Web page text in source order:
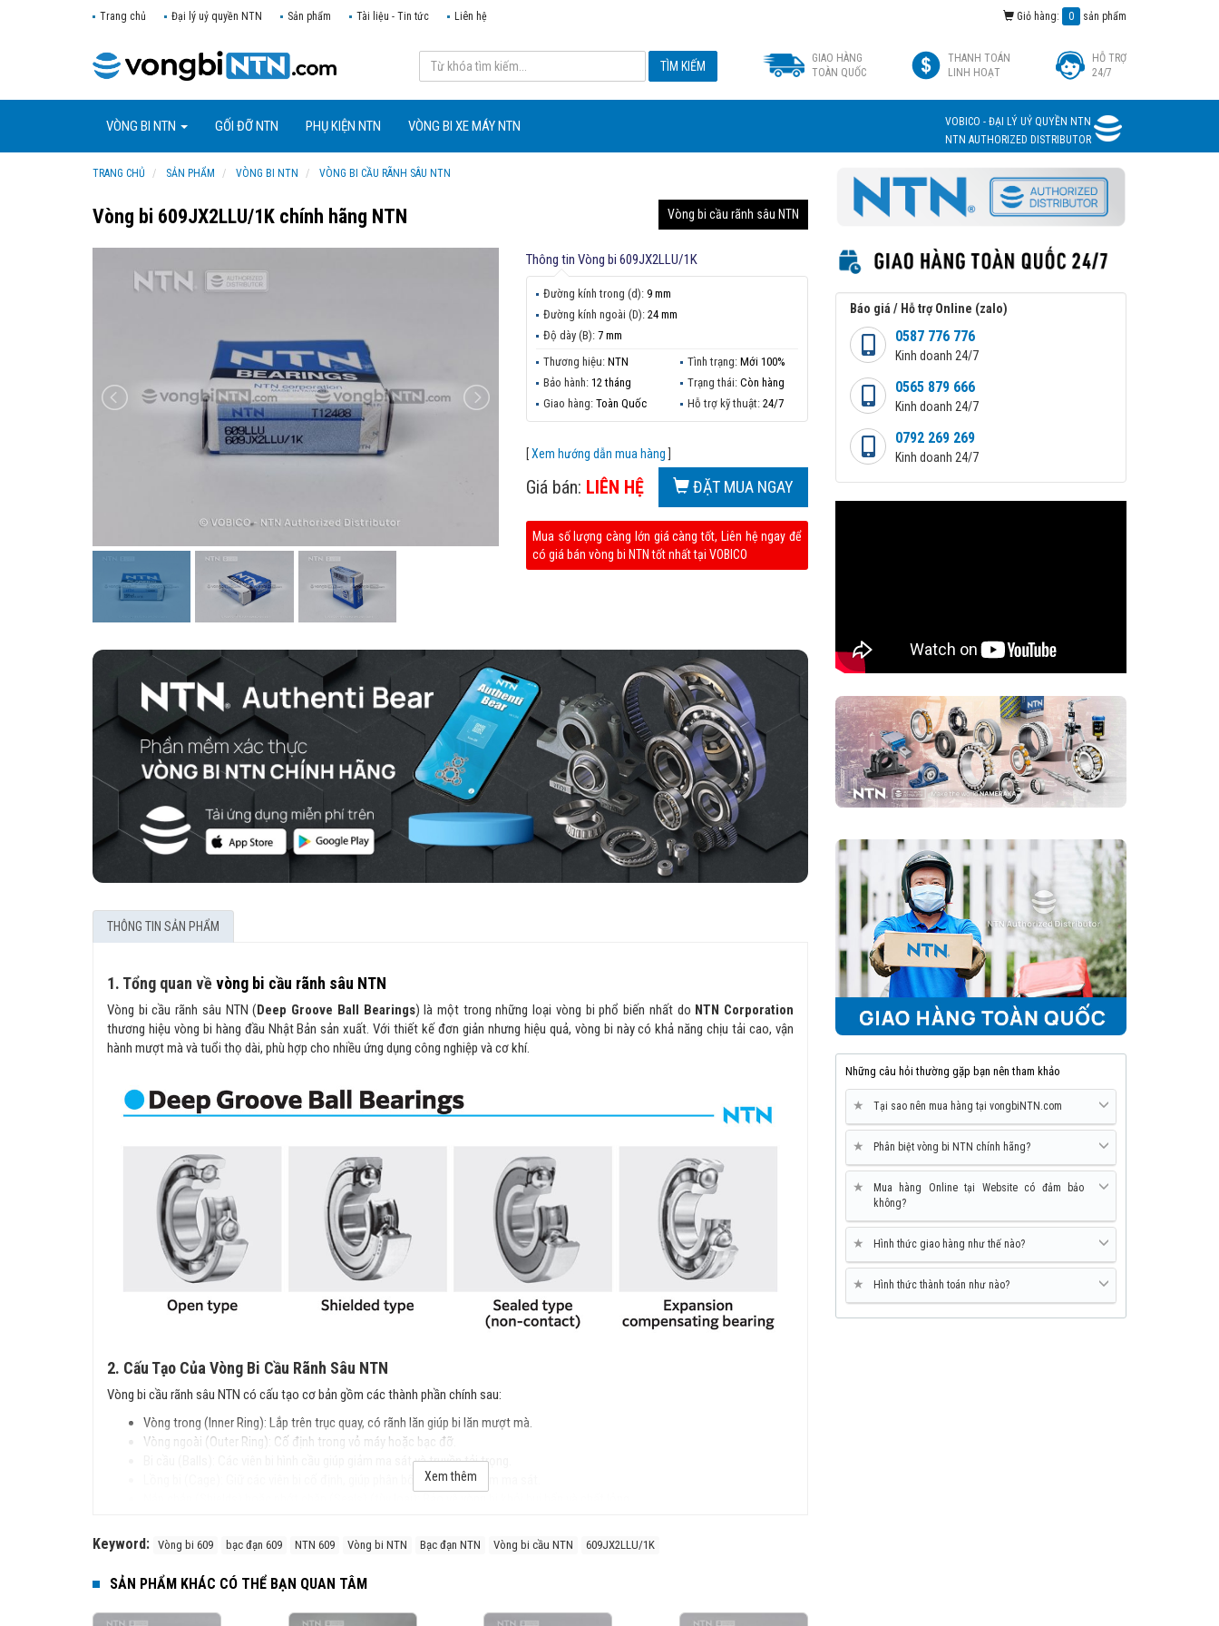
Trang chủ Đại lý uỷ quyền NTN Sản phẩm Tài liệu - Tin tức Liên hệ Giỏ hàng: 0 sản phẩm
GIAO HÀNG
TOÀN QUỐC
THANH TOÁN
LINH HOẠT
HỖ TRỢ
24/7
VÒNG BI NTN GỐI ĐỠ NTN PHỤ KIỆN NTN VÒNG BI XE MÁY NTN
VOBICO - ĐẠI LÝ UỶ QUYỀN NTN
NTN AUTHORIZED DISTRIBUTOR
TRANG CHỦ SẢN PHẨM VÒNG BI NTN VÒNG BI CẦU RÃNH SÂU NTN
Vòng bi 609JX2LLU/1K chính hãng NTN Vòng bi cầu rãnh sâu NTN
Thông tin Vòng bi 609JX2LLU/1K
Đường kính trong (d): 9 mm
Đường kính ngoài (D): 24 mm
Độ dày (B): 7 mm
Thương hiệu: NTN Tình trạng:Mới 100%
Bảo hành: 12 tháng Trạng thái:Còn hàng
Giao hàng: Toàn Quốc Hỗ trợ kỹ thuật:24/7
[Xem hướng dẫn mua hàng
Giá bán: LIÊN HỆ ĐẶT MUA NGAY
Mua số lượng càng lớn giá càng tốt, Liên hệ ngay để
có giá bán vòng bi NTN tốt nhất tại VOBICO
THÔNG TIN SẢN PHẨM
1. Tổng quan về vòng bi cầu rãnh sâu NTN
Vòng bi cầu rãnh sâu NTN ( Deep Groove Ball Bearings) là một trong những loại vòng bi phổ biến nhất do NTN Corporation
thương hiệu vòng bi hàng đầu Nhật Bản sản xuất. Với thiết kế đơn giản nhưng hiệu quả, vòng bi này có khả năng chịu tải cao, vận
hành mượt mà và tuổi thọ dài, phù hợp cho nhiều ứng dụng công nghiệp và cơ khí.
2. Cấu Tạo Của Vòng Bi Cầu Rãnh Sâu NTN
Vòng bi cầu rãnh sâu NTN có cấu tạo cơ bản gồm các thành phần chính sau:
Vòng trong (Inner Ring): Lắp trên trục quay, có rãnh lăn giúp bi lăn mượt mà.
Vòng ngoài (Outer Ring): Cố định trong vỏ máy hoặc bạc đỡ.
Bi cầu (Balls): Các viên bi hình cầu giúp giảm ma sát và truyền tải trọng.
Lồng bi (Cage): Giữ các viên bi cố định, giúp phân bổ đều lực và giảm ma sát.
3. Đặc Điểm Nổi Bật
Chịu tải tốt cả hướng tâm và dọc trục.
Độ bền cao, ít phải bảo trì.
Xem thêm
Keyword: Vòng bi 609 bạc đạn 609 NTN 609 Vòng bi NTN Bạc đạn NTN Vòng bi cầu NTN 609JX2LLU/1K
SẢN PHẨM KHÁC CÓ THỂ BẠN QUAN TÂM
Báo giá / Hỗ trợ Online (zalo)
0587 776 776
Kinh doanh 24/7
0565 879 666
Kinh doanh 24/7
0792 269 269
Kinh doanh 24/7
Những câu hỏi thường gặp bạn nên tham khảo
★ Tại sao nên mua hàng tại vongbiNTN.com
★ Phân biệt vòng bi NTN chính hãng?
★
Mua hàng Online tại Website có đảm bảo
không?
★ Hình thức giao hàng như thế nào?
★ Hình thức thành toán như nào?